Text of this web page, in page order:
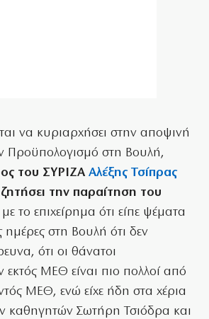
να κυριαρχήσει στην αποψινή
Προϋπολογισμό στη Βουλή,
του ΣΥΡΙΖΑ Αλέξης Τσίπρας
ζητήσει την παραίτηση του
το επιχείρημα ότι είπε ψέματα
ημέρες στη Βουλή ότι δεν
ότι οι θάνατοι
ΜΕΘ είναι πιο πολλοί από
ΜΕΘ, ενώ είχε ήδη στα χέρια
καθηγητών Σωτήρη Τσιόδρα και